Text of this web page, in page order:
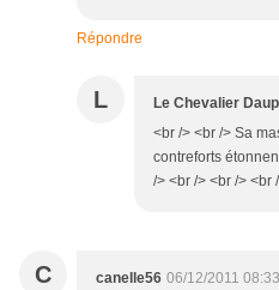
Répondre
L Le Chevalier
<br /> <br /> Sa
contreforts
/> <br /> <br /> <br
C canelle56 06/12/2011 08:33